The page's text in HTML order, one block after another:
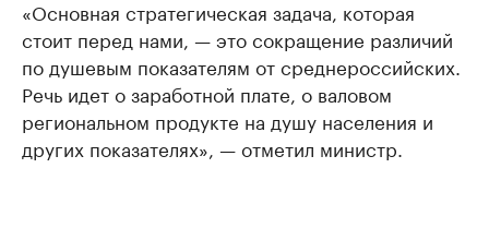
«Основная стратегическая задача, которая
стоит перед нами, — это сокращение различий
по душевым показателям от среднероссийских.
Речь идет о заработной плате, о валовом
региональном продукте на душу населения и
других показателях», — отметил министр.